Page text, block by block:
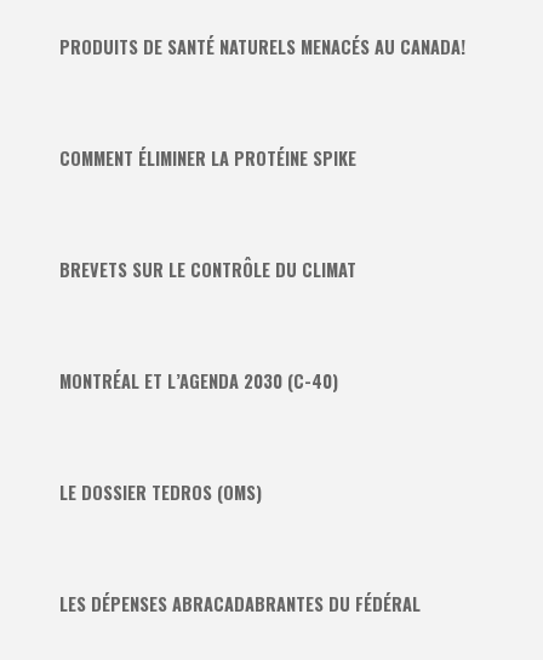
PRODUITS DE SANTÉ NATURELS MENACÉS AU CANADA!
COMMENT ÉLIMINER LA PROTÉINE SPIKE
BREVETS SUR LE CONTRÔLE DU CLIMAT
MONTRÉAL ET L’AGENDA 2030 (C-40)
LE DOSSIER TEDROS (OMS)
LES DÉPENSES ABRACADABRANTES DU FÉDÉRAL